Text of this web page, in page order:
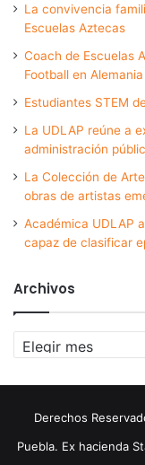
La convivencia
Escuelas Aztecas
Coach de Escuelas
Football en Alemania
Estudiantes STEM
La UDLAP reúne a
administración
La Colección de
obras de artistas
Académica UDLAP
capaz de clasificar
Archivos
Archivos
Derechos
Puebla. Ex hacienda